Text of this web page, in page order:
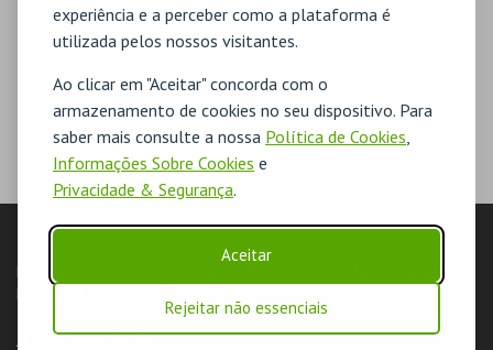
experiência e a perceber como a plataforma é
utilizada pelos nossos visitantes.
Ao clicar em "Aceitar" concorda com o
armazenamento de cookies no seu dispositivo. Para
saber mais consulte a nossa Política de Cookies,
Informações Sobre Cookies e
Privacidade & Segurança.
Aceitar
Rejeitar não essenciais
LOJA
Pesquisar
Livro de Reclamações
AUTENTICAÇÃO